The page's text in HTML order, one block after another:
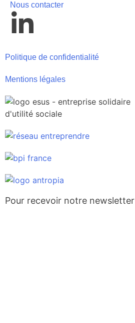
Nous contacter
Politique de confidentialité
Mentions légales
Pour recevoir notre newsletter